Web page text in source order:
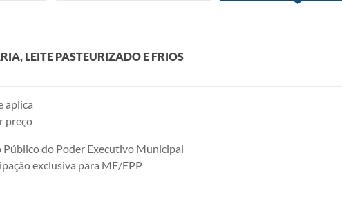
LEITE PASTEURIZADO E FRIOS
aplica
preço
Público do Poder Executivo Municipal
exclusiva para ME/EPP